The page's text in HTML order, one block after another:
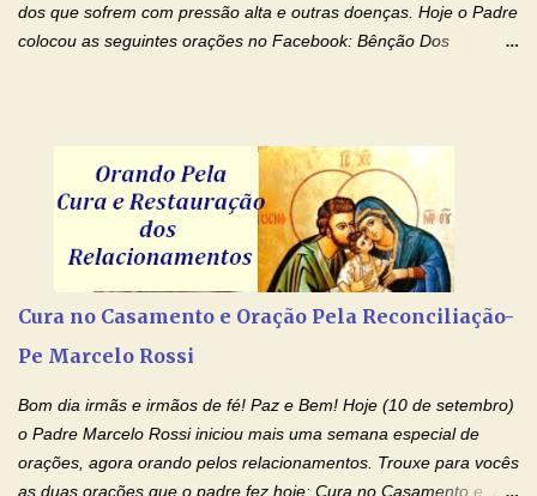
dos que sofrem com pressão alta e outras doenças. Hoje o Padre
colocou as seguintes orações no Facebook: Bênção Dos
Senhora! Adriana-Devoção e Fé Bênção Dos Enfermos O Senhor
Jesus esteja ao vosso lado, para vos defender, dentro de vós,
para vos conservar; diante de vós, pra vos conduzir; atrás de vós
para vos guardar; acima de vós, para vos abençoar. Ele que vive
e reina pelos séculos dos séculos. Amém! Oração De Cura De
Todas As Doenças Senhor Jesus, suplicamos no poder de Teu
Nome † (sinal da cruz), que está acima de todo Nome, que todos
os padrões de enfermidade física transmitidos em minha linha de
os laços...
Cura no Casamento e Oração Pela Reconciliação-
Pe Marcelo Rossi
Bom dia irmãs e irmãos de fé! Paz e Bem! Hoje (10 de setembro)
o Padre Marcelo Rossi iniciou mais uma semana especial de
orações, agora orando pelos relacionamentos. Trouxe para vocês
as duas orações que o padre fez hoje: Cura no Casamento e a